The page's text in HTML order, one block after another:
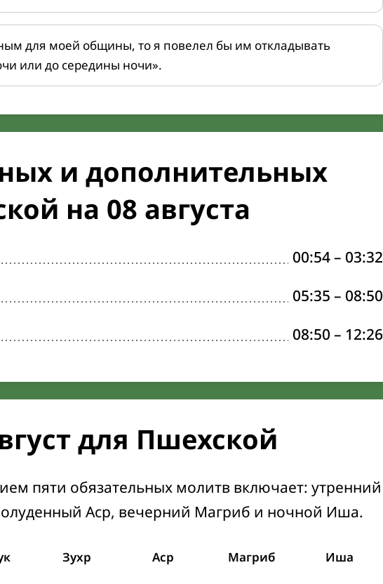
для моей общины, то я повелел бы им откладывать
или до середины ночи».
и дополнительных
на 08 августа
00:54– 03:32
05:35 – 08:50
08:50 – 12:26
для Пшехской
пяти обязательных молитв включает: утренний
Аср, вечерний Магриб и ночной Иша.
Зухр Аср Магриб Иша